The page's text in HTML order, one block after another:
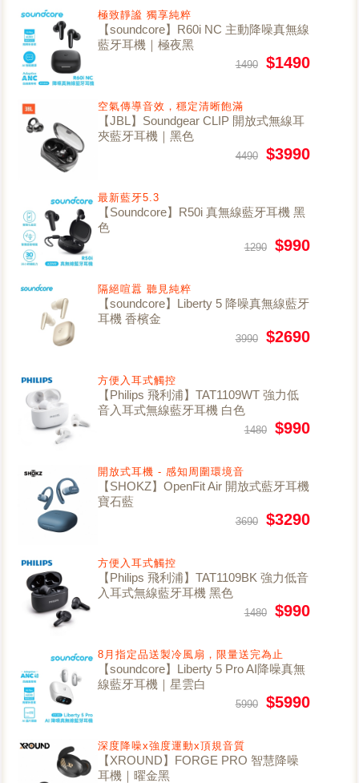
極致靜謐 獨享純粹
【soundcore】R60i NC 主動降噪真無線
藍牙耳機｜極夜黑
1490 $1490
空氣傳導音效，穩定清晰飽滿
【JBL】Soundgear CLIP 開放式無線耳
夾藍牙耳機｜黑色
4490 $3990
最新藍牙5.3
【Soundcore】R50i 真無線藍牙耳機 黑
色
1290 $990
隔絕喧囂 聽見純粹
【soundcore】Liberty 5 降噪真無線藍牙
耳機 香檳金
3990 $2690
方便入耳式觸控
【Philips 飛利浦】TAT1109WT 強力低
音入耳式無線藍牙耳機 白色
1480 $990
開放式耳機 - 感知周圍環境音
【SHOKZ】OpenFit Air 開放式藍牙耳機
寶石藍
3690 $3290
方便入耳式觸控
【Philips 飛利浦】TAT1109BK 強力低音
入耳式無線藍牙耳機 黑色
1480 $990
8月指定品送製冷風扇，限量送完為止
【soundcore】Liberty 5 Pro AI降噪真無
線藍牙耳機｜星雲白
5990 $5990
深度降噪x強度運動x頂規音質
【XROUND】FORGE PRO 智慧降噪
耳機｜曜金黑